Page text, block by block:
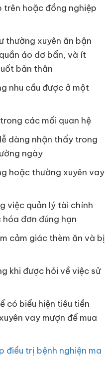
hoặc đồng nghiệp
thường xuyên ăn bận
áo dơ bẩn, và ít
bản thân
nhu cầu được ở một
các mối quan hệ
dàng nhận thấy trong
ngày
hoặc thường xuyên vay
việc quản lý tài chính
đơn đúng hạn
cảm giác thèm ăn và bị
khi được hỏi về việc sử
có biểu hiện tiêu tiền
vay mượn để mua
điều trị bệnh nghiện ma